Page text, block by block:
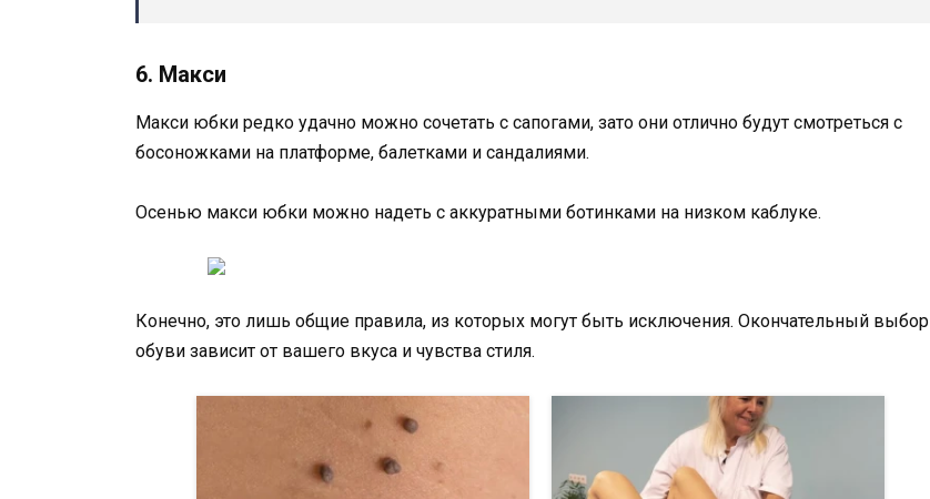
6. Макси
Макси юбки редко удачно можно сочетать с сапогами, зато они отлично будут смотреться с
босоножками на платформе, балетками и сандалиями.
Осенью макси юбки можно надеть с аккуратными ботинками на низком каблуке.
Конечно, это лишь общие правила, из которых могут быть исключения. Окончательный выбор
обуви зависит от вашего вкуса и чувства стиля.